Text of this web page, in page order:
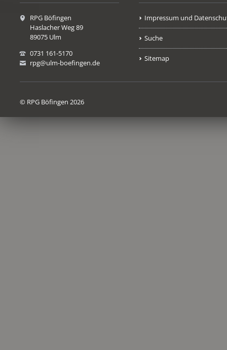
RPG Böfingen
Haslacher Weg 89
89075 Ulm
0731 161-5170
rpg@ulm-boefingen.de
Impressum und
Suche
Sitemap
© RPG Böfingen 2026